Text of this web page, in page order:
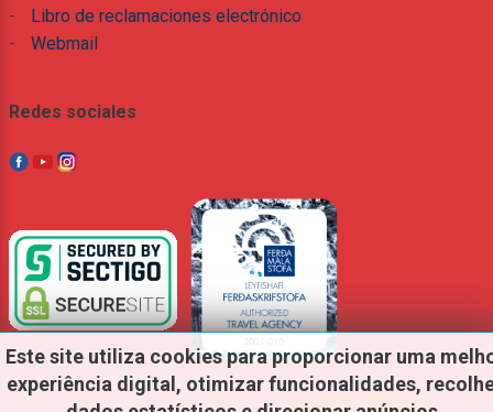
-
Libro de reclamaciones electrónico
-
Webmail
Redes sociales
Este site utiliza cookiesparaproporcionar uma
experiência digital, otimizarfuncionalidades,